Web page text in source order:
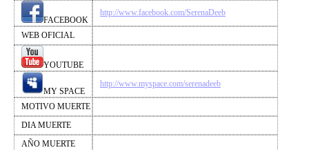
FACEBOOK
http://www.facebook.com/SerenaDeeb
WEB OFICIAL
YOUTUBE
MY SPACE
http://www.myspace.com/serenadeeb
MOTIVO MUERTE
DIA MUERTE
AÑO MUERTE